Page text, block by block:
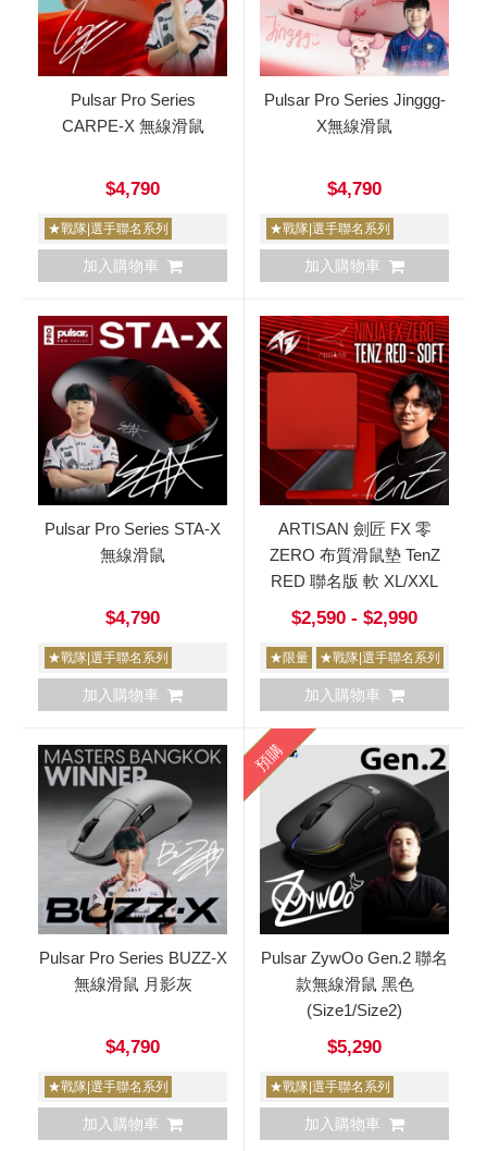
Pulsar Pro Series
CARPE-X 無線滑鼠
$4,790
★戰隊|選手聯名系列
加入購物車
Pulsar Pro Series Jinggg-
X無線滑鼠
$4,790
★戰隊|選手聯名系列
加入購物車
Pulsar Pro Series STA-X
無線滑鼠
$4,790
★戰隊|選手聯名系列
加入購物車
ARTISAN 劍匠 FX 零
ZERO 布質滑鼠墊 TenZ
RED 聯名版 軟 XL/XXL
$2,590 - $2,990
★限量 ★戰隊|選手聯名系列
加入購物車
Pulsar Pro Series BUZZ-X
無線滑鼠 月影灰
$4,790
★戰隊|選手聯名系列
加入購物車
預購
Pulsar ZywOo Gen.2 聯名
款無線滑鼠 黑色
(Size1/Size2)
$5,290
★戰隊|選手聯名系列
加入購物車